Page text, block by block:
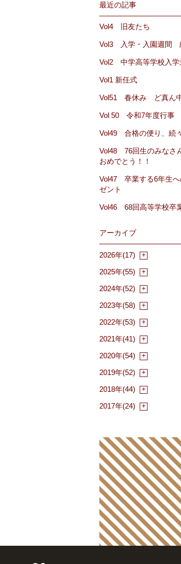
最近の記事
Vol4 旧友たち
Vol3 入学・入園週間
Vol2 中学高等学校入学
Vol1 新任式
Vol51 春休み ど真ん
Vol 50 令和7年度行事
Vol49 合格の便り、続
Vol48 76回生のみなさ
おめでとう！！
Vol47 卒業する6年生へ
ゼント
Vol46 68回高等学校卒
アーカイブ
2026年(17)
2025年(55)
2024年(52)
2023年(58)
2022年(53)
2021年(41)
2020年(54)
2019年(52)
2018年(44)
2017年(24)